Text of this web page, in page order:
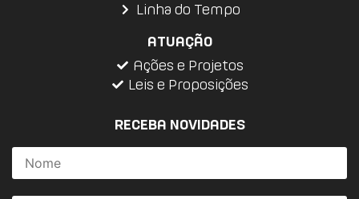
Linha do Tempo
ATUAÇÃO
Ações e Projetos
Leis e Proposições
RECEBA NOVIDADES